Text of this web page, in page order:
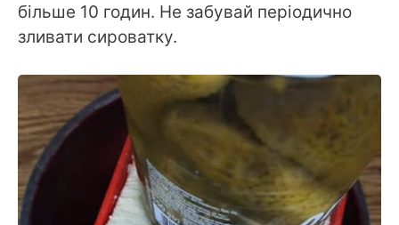
більше 10 годин. Не забувай періодично
зливати сироватку.